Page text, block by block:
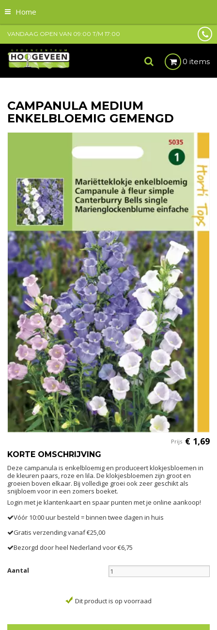
Home
VANDAAG OPEN VAN 09:00 T/M 17:00
0 items
CAMPANULA MEDIUM
ENKELBLOEMIG GEMENGD
Prijs € 1,69
KORTE OMSCHRIJVING
Deze campanula is enkelbloemig en produceert klokjesbloemen in
de kleuren paars, roze en lila. De klokjesbloemen zijn groot en
groeien boven elkaar. Bij volledige groei ook zeer geschikt als
snijbloem voor in een zomers boeket.
Login met je klantenkaart en spaar punten met je online aankoop!
Vóór 10:00 uur besteld = binnen twee dagen in huis
Gratis verzending vanaf €25,00
Bezorgd door heel Nederland voor €6,75
Aantal
Dit product is op voorraad